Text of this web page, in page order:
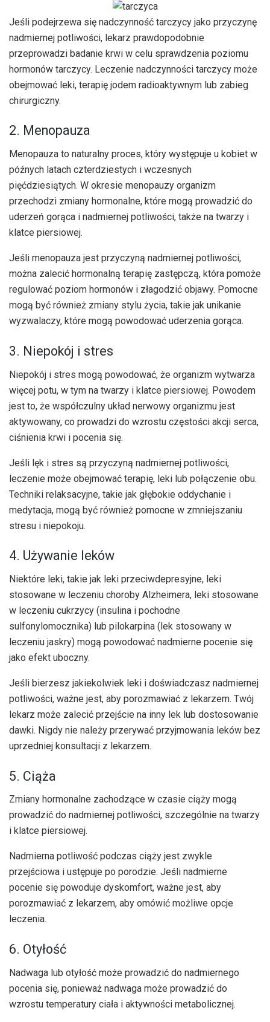
Jeśli podejrzewa się nadczynność tarczycy jako przyczynę
nadmiernej potliwości, lekarz prawdopodobnie
przeprowadzi badanie krwi w celu sprawdzenia poziomu
hormonów tarczycy. Leczenie nadczynności tarczycy może
obejmować leki, terapię jodem radioaktywnym lub zabieg
chirurgiczny.
2. Menopauza
Menopauza to naturalny proces, który występuje u kobiet w
późnych latach czterdziestych i wczesnych
pięćdziesiątych. W okresie menopauzy organizm
przechodzi zmiany hormonalne, które mogą prowadzić do
uderzeń gorąca i nadmiernej potliwości, także na twarzy i
klatce piersiowej.
Jeśli menopauza jest przyczyną nadmiernej potliwości,
można zalecić hormonalną terapię zastępczą, która pomoże
regulować poziom hormonów i złagodzić objawy. Pomocne
mogą być również zmiany stylu życia, takie jak unikanie
wyzwalaczy, które mogą powodować uderzenia gorąca.
3. Niepokój i stres
Niepokój i stres mogą powodować, że organizm wytwarza
więcej potu, w tym na twarzy i klatce piersiowej. Powodem
jest to, że współczulny układ nerwowy organizmu jest
aktywowany, co prowadzi do wzrostu częstości akcji serca,
ciśnienia krwi i pocenia się.
Jeśli lęk i stres są przyczyną nadmiernej potliwości,
leczenie może obejmować terapię, leki lub połączenie obu.
Techniki relaksacyjne, takie jak głębokie oddychanie i
medytacja, mogą być również pomocne w zmniejszaniu
stresu i niepokoju.
4. Używanie leków
Niektóre leki, takie jak leki przeciwdepresyjne, leki
stosowane w leczeniu choroby Alzheimera, leki stosowane
w leczeniu cukrzycy (insulina i pochodne
sulfonylomocznika) lub pilokarpina (lek stosowany w
leczeniu jaskry) mogą powodować nadmierne pocenie się
jako efekt uboczny.
Jeśli bierzesz jakiekolwiek leki i doświadczasz nadmiernej
potliwości, ważne jest, aby porozmawiać z lekarzem. Twój
lekarz może zalecić przejście na inny lek lub dostosowanie
dawki. Nigdy nie należy przerywać przyjmowania leków bez
uprzedniej konsultacji z lekarzem.
5. Ciąża
Zmiany hormonalne zachodzące w czasie ciąży mogą
prowadzić do nadmiernej potliwości, szczególnie na twarzy
i klatce piersiowej.
Nadmierna potliwość podczas ciąży jest zwykle
przejściowa i ustępuje po porodzie. Jeśli nadmierne
pocenie się powoduje dyskomfort, ważne jest, aby
porozmawiać z lekarzem, aby omówić możliwe opcje
leczenia.
6. Otyłość
Nadwaga lub otyłość może prowadzić do nadmiernego
pocenia się, ponieważ nadwaga może prowadzić do
wzrostu temperatury ciała i aktywności metabolicznej.